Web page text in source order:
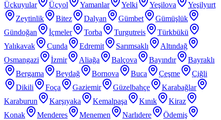
Üçkuyular
Üçyol Yamanlar Yelki Yeşilova
Yeşilyurt
Zeytinlik
Bitez Dalyan Gümbet
Gümüşlük
Gündoğan
İçmeler Torba Turgutreis
Türkbükü
Yalıkavak
Cunda Edremit Sarımsaklı
Altındağ
Osmangazi
İzmir Aliağa Balçova Bayındır
Bayraklı
Bergama
Beydağ Bornova Buca Çeşme
Çiğli
Dikili
Foça Gaziemir Güzelbahçe
Karabağlar
Karaburun
Karşıyaka Kemalpaşa Kınık
Kiraz
Konak
Menderes Menemen Narlıdere
Ödemiş